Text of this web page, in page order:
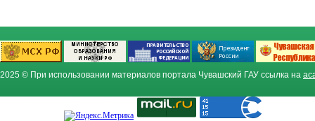
2025 © При использовании материалов портала Чувашский ГАУ ссылка на